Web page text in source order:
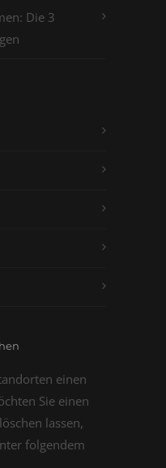
Die 3
einen
Sie einen
lassen,
folgendem